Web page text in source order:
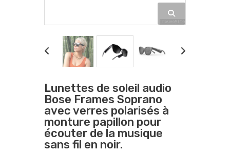
Lunettes de soleil audio
Bose Frames Soprano
avec verres polarisés à
monture papillon pour
écouter de la musique
sans fil en noir.